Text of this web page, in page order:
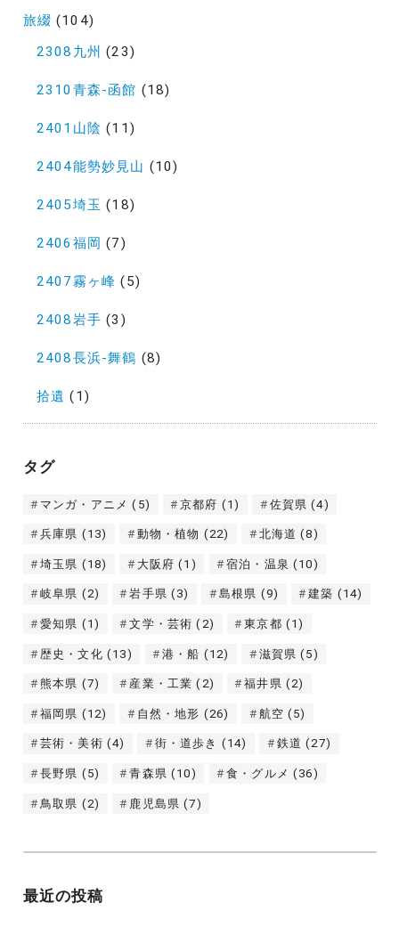
旅綴 (104)
2308九州 (23)
2310青森-函館 (18)
2401山陰 (11)
2404能勢妙見山 (10)
2405埼玉 (18)
2406福岡 (7)
2407霧ヶ峰 (5)
2408岩手 (3)
2408長浜-舞鶴 (8)
拾遺 (1)
タグ
マンガ・アニメ (5) 京都府 (1) 佐賀県 (4)
兵庫県 (13) 動物・植物 (22) 北海道 (8)
埼玉県 (18) 大阪府 (1) 宿泊・温泉 (10)
岐阜県 (2) 岩手県 (3) 島根県 (9) 建築 (14)
愛知県 (1) 文学・芸術 (2) 東京都 (1)
歴史・文化 (13) 港・船 (12) 滋賀県 (5)
熊本県 (7) 産業・工業 (2) 福井県 (2)
福岡県 (12) 自然・地形 (26) 航空 (5)
芸術・美術 (4) 街・道歩き (14) 鉄道 (27)
長野県 (5) 青森県 (10) 食・グルメ (36)
鳥取県 (2) 鹿児島県 (7)
最近の投稿